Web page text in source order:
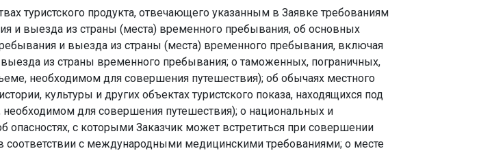
туристского продукта, отвечающего указанным в Заявке требованиям
и выезда из страны (места) временного пребывания, об основных
и выезда из страны (места) временного пребывания, включая
из страны временного пребывания; о таможенных, пограничных,
необходимом для совершения путешествия); об обычаях местного
культуры и других объектах туристского показа, находящихся под
для совершения путешествия); о национальных и
с которыми Заказчик может встретиться при совершении
соответствии с международными медицинскими требованиями; о месте